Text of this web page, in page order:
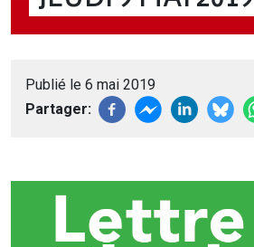
Publié le 6 mai 2019
Partager